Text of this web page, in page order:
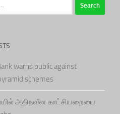
warns public against
schemes
அதிநவீன காட்சியறையை